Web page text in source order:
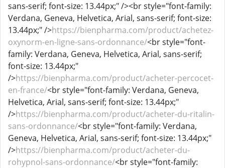
sans-serif; font-size: 13.44px;" /><br style="font-family:
Verdana, Geneva, Helvetica, Arial, sans-serif; font-size:
13.44px;" />https://bienpharma.com/product/achetez-
oxynorm-en-ligne-sans-ordonnance/<br style="font-
family: Verdana, Geneva, Helvetica, Arial, sans-serif;
font-size: 13.44px;"
/>https://bienpharma.com/product/acheter-percocet-
en-france/<br style="font-family: Verdana, Geneva,
Helvetica, Arial, sans-serif; font-size: 13.44px;"
/>https://bienpharma.com/product/acheter-du-ritalin-
sans-ordonnance/<br style="font-family: Verdana,
Geneva, Helvetica, Arial, sans-serif; font-size: 13.44px;"
/>https://bienpharma.com/product/acheter-du-
rohypnol-sans-ordonnance/<br style="font-family: